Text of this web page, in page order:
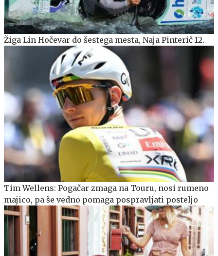
Žiga Lin Hočevar do šestega mesta, Naja Pinterič 12.
Tim Wellens: Pogačar zmaga na Touru, nosi rumeno
majico, pa še vedno pomaga pospravljati posteljo